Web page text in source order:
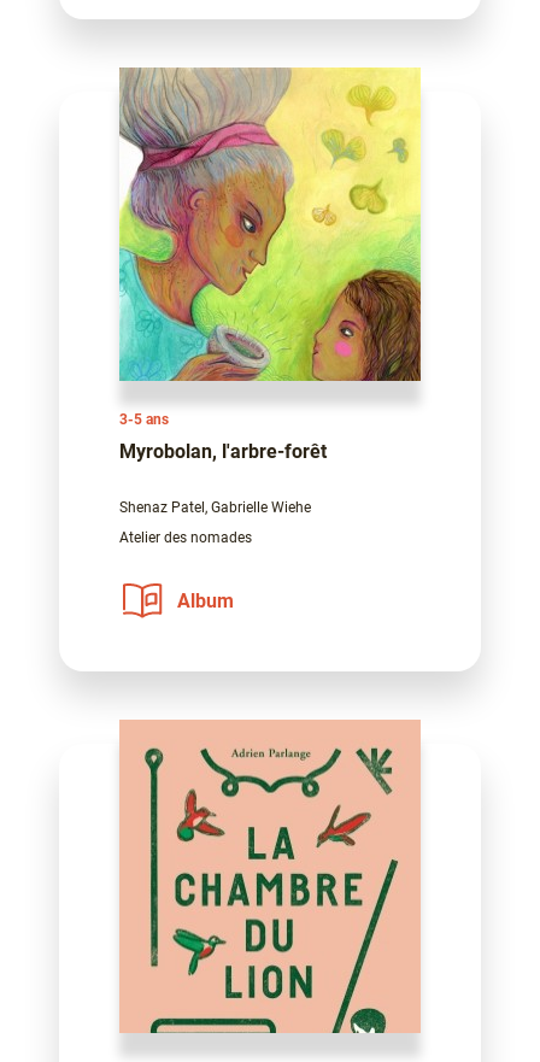
3-5 ans
Myrobolan, l'arbre-forêt
Shenaz Patel, Gabrielle Wiehe
Atelier des nomades
Album